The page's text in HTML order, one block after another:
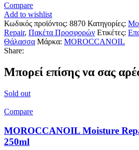
Compare
Add to wishlist
Κωδικός προϊόντος: 8870 Κατηγορίες:
Repair, Πακέτα Προσφορών Ετικέτες:
Θάλασσα Μάρκα: MOROCCANOIL
Share:
Μπορεί επίσης να σας
Sold out
Compare
MOROCCANOIL Moisture
250ml